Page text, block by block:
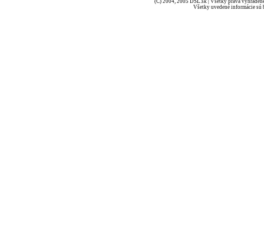
(C) 2004, 2005 DSL.sk | Všetky práva
Všetky uvedené informácie sú